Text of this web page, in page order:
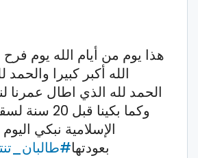
هذا يوم من أيام الله يوم
الله أكبر كبيرا والحمد
الحمد لله الذي اطال عمرنا
وكما بكينا
الإسلامية نبكي
بعودتها